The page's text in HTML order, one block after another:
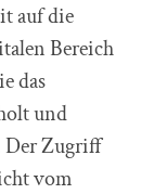
auf die
Bereich
das
und
Der Zugriff
vom